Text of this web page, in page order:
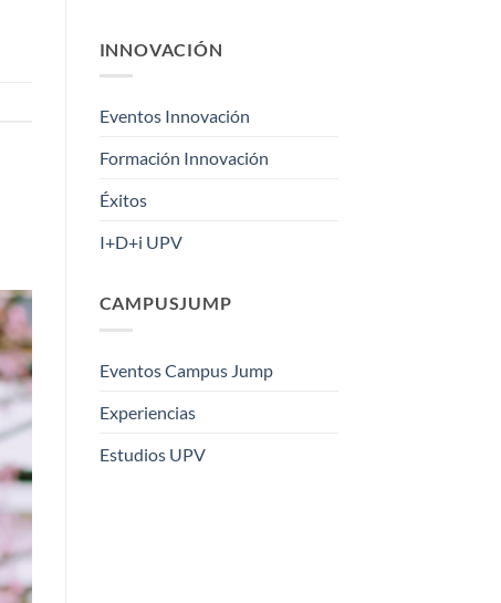
INNOVACIÓN
Eventos Innovación
Formación Innovación
Éxitos
I+D+i UPV
CAMPUSJUMP
Eventos Campus Jump
Experiencias
Estudios UPV